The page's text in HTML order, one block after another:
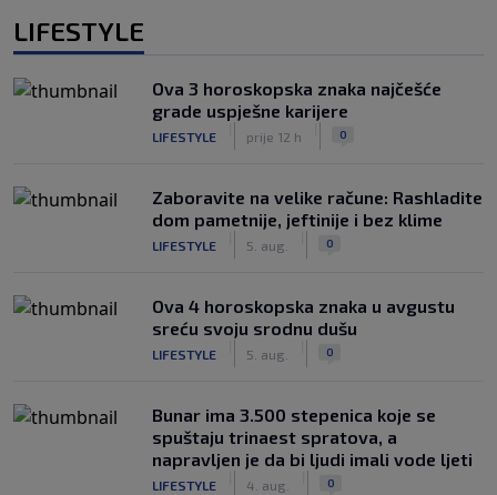
LIFESTYLE
Ova 3 horoskopska znaka najčešće
grade uspješne karijere
LIFESTYLE prije 12 h 0
Zaboravite na velike račune: Rashladite
dom pametnije, jeftinije i bez klime
LIFESTYLE 5. aug. 0
Ova 4 horoskopska znaka u avgustu
sreću svoju srodnu dušu
LIFESTYLE 5. aug. 0
Bunar imа 3.500 stepenica koje se
spuštaju trinaest spratova, a
napravljen je da bi ljudi imali vode ljeti
LIFESTYLE 4. aug. 0